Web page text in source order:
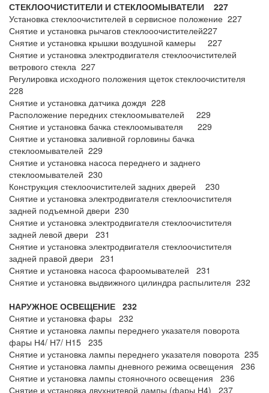
СТЕКЛООЧИСТИТЕЛИ И СТЕКЛООМЫВАТЕЛИ 227
Установка стеклоочистителей в сервисное положение 227
Снятие и установка рычагов стеклооочистителей227
Снятие и установка крышки воздушной камеры 227
Снятие и установка электродвигателя стеклоочистителей
ветрового стекла 227
Регулировка исходного положения щеток стеклоочистителя
228
Снятие и установка датчика дождя 228
Расположение передних стеклоомывателей 229
Снятие и установка бачка стеклоомывателя 229
Снятие и установка заливной горловины бачка
стеклоомывателей 229
Снятие и установка насоса переднего и заднего
стеклоомывателей 230
Конструкция стеклоочистителей задних дверей 230
Снятие и установка электродвигателя стеклоочистителя
задней подъемной двери 230
Снятие и установка электродвигателя стеклоочистителя
задней левой двери 231
Снятие и установка электродвигателя стеклоочистителя
задней правой двери 231
Снятие и установка насоса фароомывателей 231
Снятие и установка выдвижного цилиндра распылителя 232
НАРУЖНОЕ ОСВЕЩЕНИЕ 232
Снятие и установка фары 232
Снятие и установка лампы переднего указателя поворота
фары Н4/ Н7/ Н15 235
Снятие и установка лампы переднего указателя поворота 235
Снятие и установка лампы дневного режима освещения 236
Снятие и установка лампы стояночного освещения 236
Снятие и установка двухнитевой лампы (фары Н4) 237